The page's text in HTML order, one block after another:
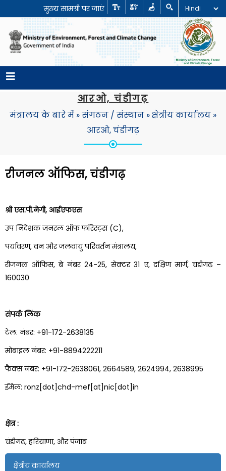
मुख्य सामग्री पर जाएं
आरओ, चंडीगढ़
मंत्रालय के बारे में »संगठन / संस्थान »क्षेत्रीय कार्यालय »
आरओ, चंडीगढ़
क्षेत्रीय कार्यालय
रीजनल ऑफिस, चंडीगढ़
श्री एस.पी.नेगी, आईएफएस
उप निदेशक जनरल ऑफ फॉरेस्ट्स (C),
पर्यावरण, वन और जलवायु परिवर्तन मंत्रालय,
रीजनल ऑफिस, बे नंबर 24-25, सेक्टर 31 ए, दक्षिण मार्ग, चंडीगढ़ –
160030
संपर्क लिंक
टेल. नंबर: +91-172-2638135
मोबाइल नंबर: +91-8894222211
फैक्स नंबर: +91-172-2638061, 2664589, 2624994, 2638995
ईमेल: ronz[dot]chd-mef[at]nic[dot]in
क्षेत्र :
चंडीगढ़, हरियाणा, और पंजाब